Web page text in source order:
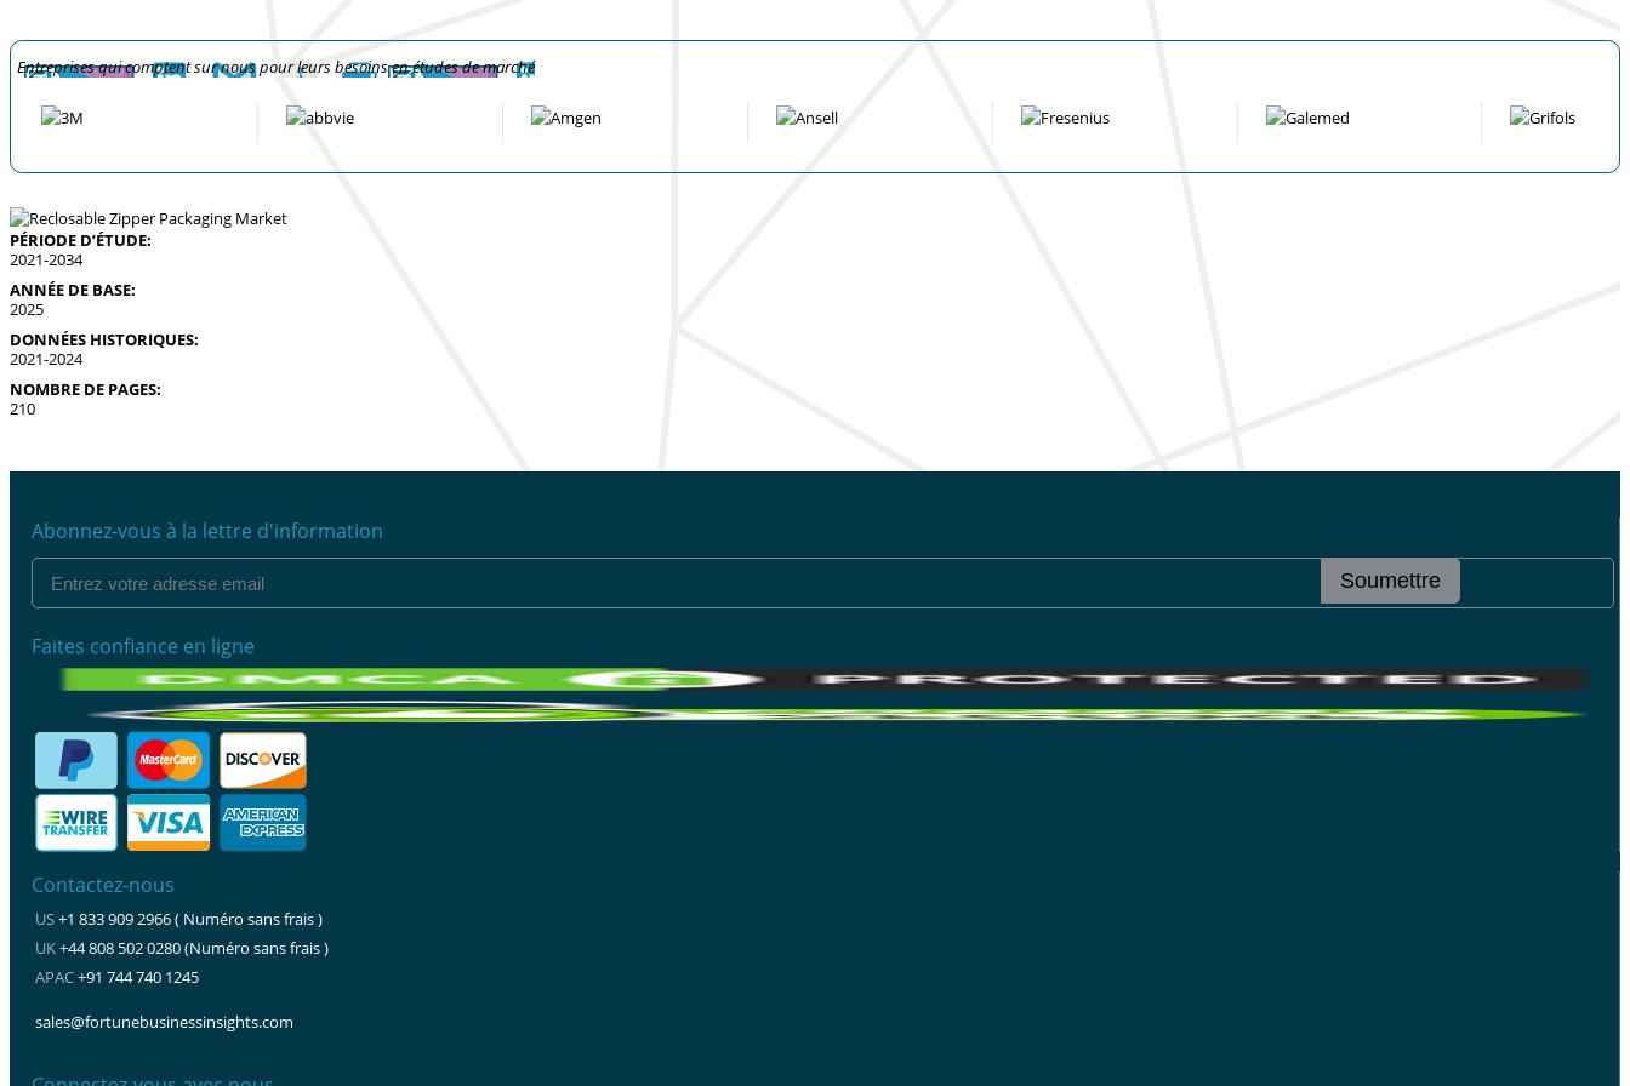
Entreprises qui comptent sur nous pour leurs besoins en études de marché
PÉRIODE D’ÉTUDE:
2021-2034
ANNÉE DE BASE:
2025
DONNÉES HISTORIQUES:
2021-2024
NOMBRE DE PAGES:
210
Abonnez-vous à la lettre d'information
Soumettre
Faites confiance en ligne
Contactez-nous
US+1 833 909 2966 ( Numéro sans frais )
UK+44 808 502 0280 (Numéro sans frais )
APAC+91 744 740 1245
sales@fortunebusinessinsights.com